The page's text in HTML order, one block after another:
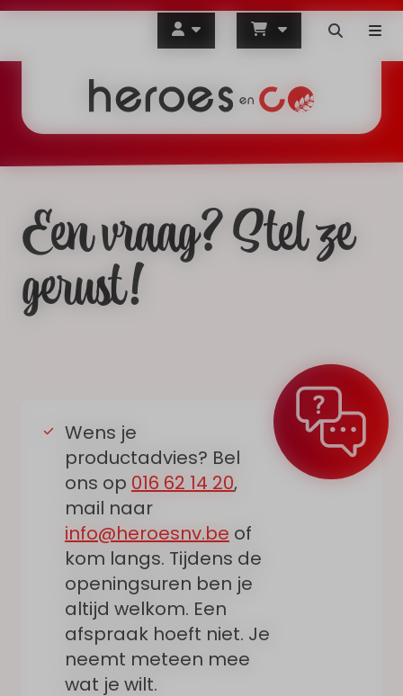
Een vraag? Stel ze
gerust!
Wens je
productadvies? Bel
ons op 016 62 14 20,
mail naar
info@heroesnv.be of
kom langs. Tijdens de
openingsuren ben je
altijd welkom. Een
afspraak hoeft niet. Je
neemt meteen mee
wat je wilt.